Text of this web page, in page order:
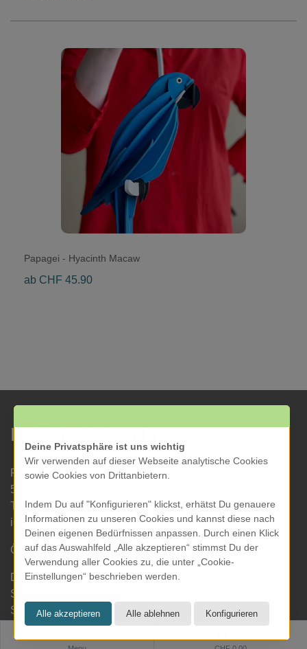
Papagei - Hyacinth Macaw
ab CHF 45.90
KRESOM & mehr
Rathausgasse 27
5000 Aarau
Tel: 062 822 19 19
info@kresom.ch
Öffnungszeiten Laden:
Dienstag bis Freitag: 09.30 bis 18.00 Uhr
Samstag: 09.30 bis 17.00 Uhr
Sonntag & Montag geschlossen
Deine Privatsphäre ist uns wichtig
Wir verwenden auf dieser Webseite analytische Cookies
sowie Cookies von Drittanbietern.
Indem Du auf "Konfigurieren" klickst, erhätst Du genauere
Informationen zu unseren Cookies und kannst diese nach
Deinen eigenen Bedürfnissen anpassen. Durch einen Klick
auf das Auswahlfeld „Alle akzeptieren“ stimmst Du der
Verwendung aller Cookies zu, die unter „Cookie-
Einstellungen“ beschrieben werden.